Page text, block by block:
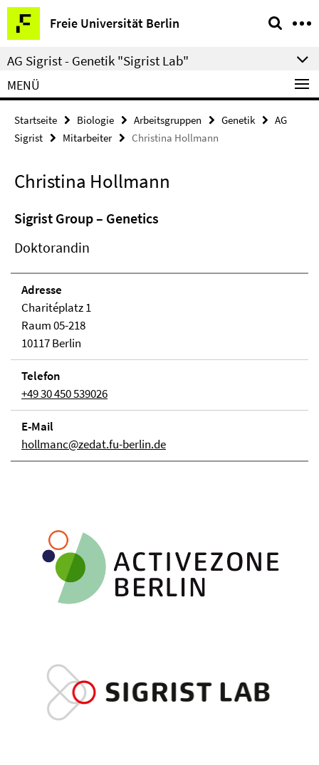
Springe
direkt
zu
Inhalt
Freie Universität Berlin
Service-
Navigation
AG Sigrist - Genetik "Sigrist Lab"
MENÜ
Startseite Biologie Arbeitsgruppen Genetik
AG
Sigrist
Mitarbeiter Christina Hollmann
Christina Hollmann
Sigrist Group – Genetics
Doktorandin
Adresse
Charitéplatz 1
Raum 05-218
10117 Berlin
Telefon
+49 30 450 539026
E-Mail
hollmanc@zedat.fu-berlin.de